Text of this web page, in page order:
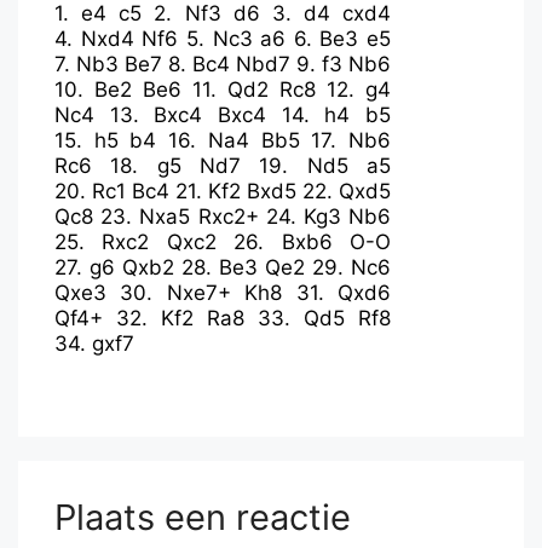
1.e4 c5 2. Nf3 d6 3. d4 cxd4
4. Nxd4 Nf6 5. Nc3 a6 6. Be3 e5
7. Nb3 Be7 8. Bc4 Nbd7 9. f3 Nb6
10. Be2 Be6 11. Qd2 Rc8 12. g4
Nc4
13. Bxc4 Bxc4 14. h4
b5
15. h5 b4 16. Na4 Bb5 17. Nb6
Rc6
18. g5 Nd7 19. Nd5
a5
20. Rc1 Bc4 21. Kf2 Bxd5 22. Qxd5
Qc8 23. Nxa5 Rxc2+ 24. Kg3 Nb6
25. Rxc2 Qxc2 26. Bxb6
O-O
27. g6 Qxb2 28. Be3 Qe2 29. Nc6
Qxe3
30. Nxe7+ Kh8 31. Qxd6
Qf4+
32. Kf2 Ra8 33. Qd5 Rf8
34. gxf7
Plaats een reactie